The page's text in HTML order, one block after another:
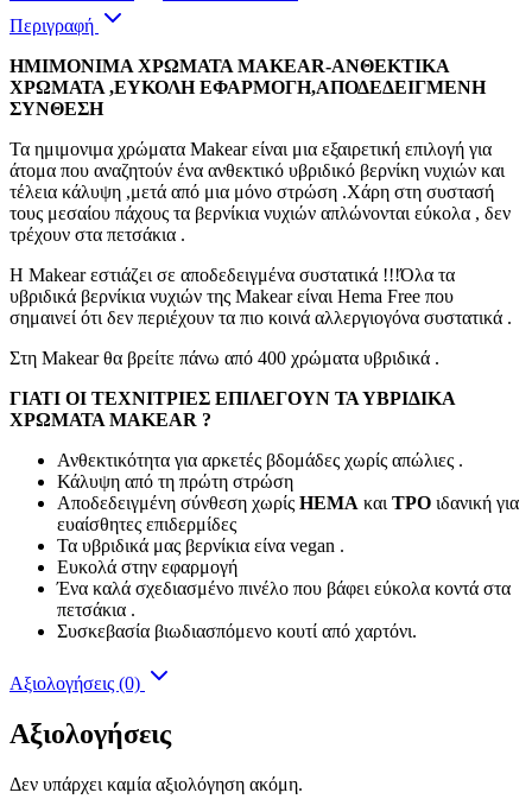
Περιγραφή
ΗΜΙΜΟΝΙΜΑ ΧΡΩΜΑΤΑ MAKEAR-ΑΝΘΕΚΤΙΚΑ
ΧΡΩΜΑΤΑ ,ΕΥΚΟΛΗ ΕΦΑΡΜΟΓΗ,ΑΠΟΔΕΔΕΙΓΜΕΝΗ
ΣΥΝΘΕΣΗ
Τα ημιμονιμα χρώματα Makear είναι μια εξαιρετική επιλογή για
άτομα που αναζητούν ένα ανθεκτικό υβριδικό βερνίκη νυχιών και
τέλεια κάλυψη ,μετά από μια μόνο στρώση .Χάρη στη συστασή
τους μεσαίου πάχους τα βερνίκια νυχιών απλώνονται εύκολα , δεν
τρέχουν στα πετσάκια .
Η Makear εστιάζει σε αποδεδειγμένα συστατικά !!!Όλα τα
υβριδικά βερνίκια νυχιών της Makear είναι Hema Free που
σημαινεί ότι δεν περιέχουν τα πιο κοινά αλλεργιογόνα συστατικά .
Στη Makear θα βρείτε πάνω από 400 χρώματα υβριδικά .
ΓΙΑΤΙ ΟΙ ΤΕΧΝΙΤΡΙΕΣ ΕΠΙΛΕΓΟΥΝ ΤΑ ΥΒΡΙΔΙΚΑ
ΧΡΩΜΑΤΑ MAKEAR ?
Ανθεκτικότητα για αρκετές βδομάδες χωρίς απώλιες .
Κάλυψη από τη πρώτη στρώση
Αποδεδειγμένη σύνθεση χωρίς HEMA και TPO ιδανική για
ευαίσθητες επιδερμίδες
Τα υβριδικά μας βερνίκια είνα vegan .
Ευκολά στην εφαρμογή
Ένα καλά σχεδιασμένο πινέλο που βάφει εύκολα κοντά στα
πετσάκια .
Συσκεβασία βιωδιασπόμενο κουτί από χαρτόνι.
Αξιολογήσεις (0)
Αξιολογήσεις
Δεν υπάρχει καμία αξιολόγηση ακόμη.